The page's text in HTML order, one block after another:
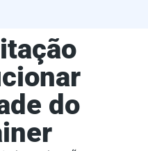
do